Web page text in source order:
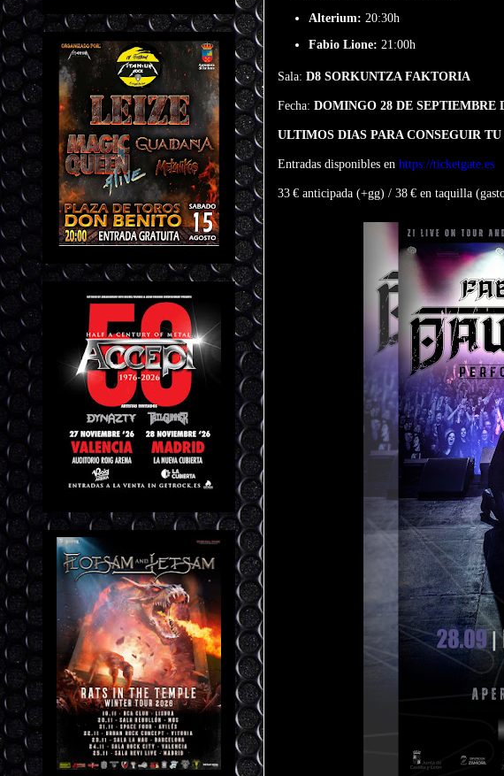
Alterium: 20:30h
Fabio Lione: 21:00h
Sala: D8 SORKUNTZA FAKTORIA
Fecha: DOMINGO 28 DE SEPTIEMBRE
ULTIMOS DIAS PARA CONSEGUIR
Entradas disponibles en https://ticketgate.es
33 € anticipada (+gg) / 38 € en taquilla